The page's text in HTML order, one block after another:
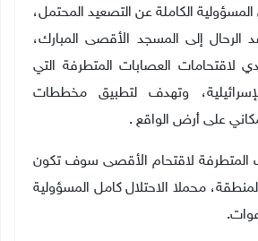
الكاملة عن التصعيد المحتمل،
الرحال إلى المسجد الأقصى المبارك،
لاقتحامات العصابات المتطرفة التي
وتهدف لتطبيق مخططات
على أرض الواقع .
المتطرفة لاقتحام الأقصى سوف تكون
محملا الاحتلال كامل المسؤولية